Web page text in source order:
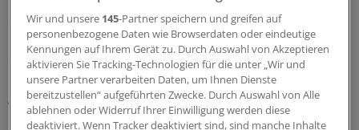
Syndrom wird kein einziger in der ASV behandelt, da es
bisher an Versorgungsteams fehle, hat der GKV-
Spitzenverband mitgeteilt. Der entsprechende
Richtlinienbeschluss des GBA war im Juni 2015 in Kraft
getreten.
Wir und unsere 145-Partner speichern und greifen auf
personenbezogene Daten wie Browserdaten oder eindeutige
Kennungen auf Ihrem Gerät zu. Durch Auswahl von Akzeptieren
aktivieren Sie Tracking-Technologien für die unter „Wir und
unsere Partner verarbeiten Daten, um Ihnen Dienste
bereitzustellen“ aufgeführten Zwecke. Durch Auswahl von Alle
ablehnen oder Widerruf Ihrer Einwilligung werden diese
deaktiviert. Wenn Tracker deaktiviert sind, sind manche Inhalte